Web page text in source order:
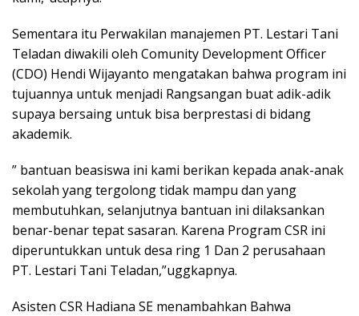
Sementara itu Perwakilan manajemen PT. Lestari Tani
Teladan diwakili oleh Comunity Development Officer
(CDO) Hendi Wijayanto mengatakan bahwa program ini
tujuannya untuk menjadi Rangsangan buat adik-adik
supaya bersaing untuk bisa berprestasi di bidang
akademik.
” bantuan beasiswa ini kami berikan kepada anak-anak
sekolah yang tergolong tidak mampu dan yang
membutuhkan, selanjutnya bantuan ini dilaksankan
benar-benar tepat sasaran. Karena Program CSR ini
diperuntukkan untuk desa ring 1 Dan 2 perusahaan
PT. Lestari Tani Teladan,”uggkapnya.
Asisten CSR Hadiana SE menambahkan Bahwa